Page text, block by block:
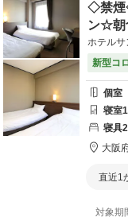
◇禁煙
ン☆朝
ホテルサ
新型コ
個室
寝室1
寝具2
大阪
直近1
対象期